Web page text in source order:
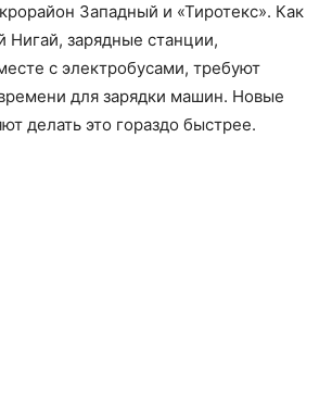
Западный и «Тиротекс». Как
Нигай, зарядные станции,
с электробусами, требуют
для зарядки машин. Новые
делать это гораздо быстрее.